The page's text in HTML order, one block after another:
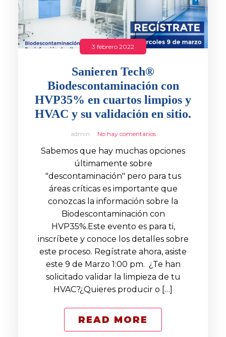
3 febrero 2022
Sanieren Tech®
Biodescontaminación con
HVP35% en cuartos limpios y
HVAC y su validación en sitio.
admin No hay comentarios
Sabemos que hay muchas opciones
últimamente sobre
"descontaminación" pero para tus
áreas críticas es importante que
conozcas la información sobre la
Biodescontaminación con
HVP35%.Este evento es para ti,
inscríbete y conoce los detalles sobre
este proceso. Regístrate ahora, asiste
este 9 de Marzo 1:00 pm. ¿Te han
solicitado validar la limpieza de tu
HVAC?¿Quieres producir o […]
READ MORE